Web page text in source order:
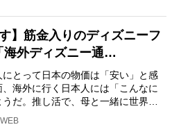
】筋金入りのディズニーフ
海外ディズニー通…
とって日本の物価は「安い」と感
海外に行く日本人には「こんなに
だ。推し活で、母と一緒に世界中